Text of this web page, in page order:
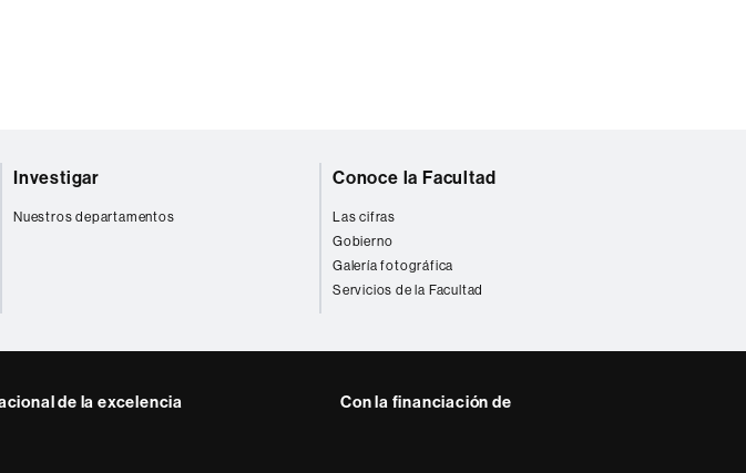
Investigar
Nuestros departamentos
Conoce la Facultad
Las cifras
Gobierno
Galería fotográfica
Servicios de la Facultad
de la excelencia Con la financiación de